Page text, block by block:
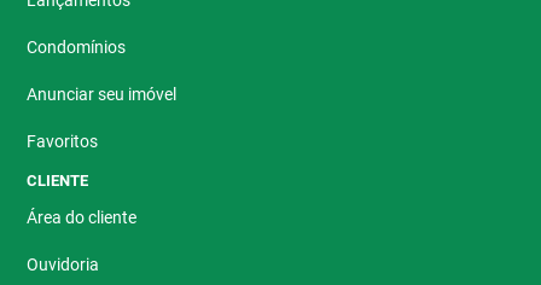
Condomínios
Anunciar seu imóvel
Favoritos
CLIENTE
Área do cliente
Ouvidoria